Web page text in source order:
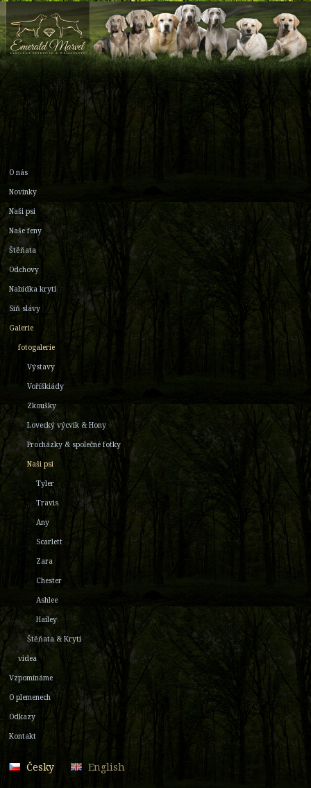
O nás
Novinky
Naši psi
Naše feny
Štěňata
Odchovy
Nabídka krytí
Síň slávy
Galerie
fotogalerie
Výstavy
Voříškiády
Zkoušky
Lovecký výcvik & Hony
Procházky & společné fotky
Naši psi
Tyler
Travis
Any
Scarlett
Zara
Chester
Ashlee
Hailey
Štěňata & Krytí
videa
Vzpomínáme
O plemenech
Odkazy
Kontakt
Česky English